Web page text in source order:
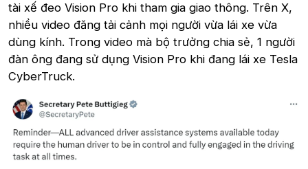
tài xế đeo Vision Pro khi tham gia giao thông. Trên X,
nhiều video đăng tải cảnh mọi người vừa lái xe vừa
dùng kính. Trong video mà bộ trưởng chia sẻ, 1 người
đàn ông đang sử dụng Vision Pro khi đang lái xe Tesla
CyberTruck.